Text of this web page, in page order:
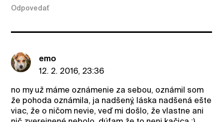
Odpovedať
emo
12. 2. 2016, 23:36
no my už máme oznámenie za sebou, oznámil som
že pohoda oznámila, ja nadšený, láska nadšená ešte
viac, že o ničom nevie, veď mi došlo, že vlastne ani